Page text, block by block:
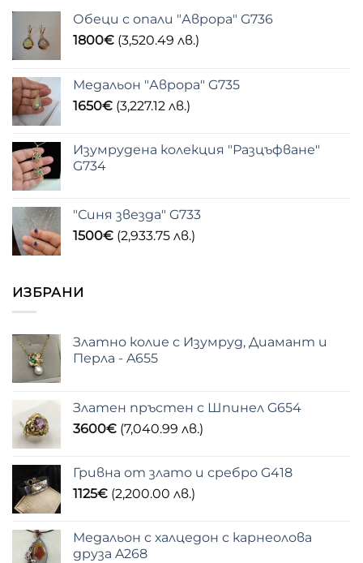
Обеци с опали "Аврора" G736
1800€ (3,520.49 лв.)
Медальон "Аврора" G735
1650€ (3,227.12 лв.)
Изумрудена колекция "Разцъфване"
G734
"Синя звезда" G733
1500€ (2,933.75 лв.)
ИЗБРАНИ
Златно колие с Изумруд, Диамант и
Перла - A655
Златен пръстен с Шпинел G654
3600€ (7,040.99 лв.)
Гривна от злато и сребро G418
1125€ (2,200.00 лв.)
Медальон с халцедон с карнеолова
друза A268